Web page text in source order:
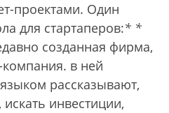
проектами. Один
для стартаперов:* *
созданная фирма,
компания. в ней
рассказывают,
инвестиции,